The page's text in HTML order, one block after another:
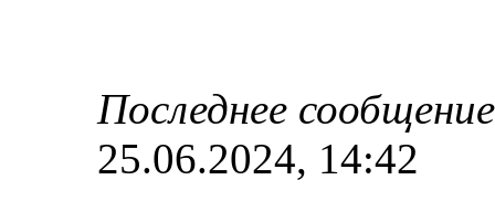
Последнее
25.06.2024, 14:42